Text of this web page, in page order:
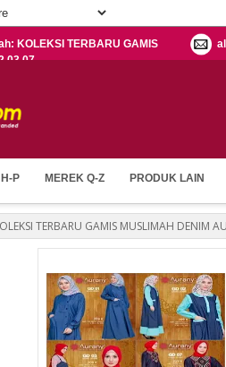
KOLEKSI TERBARU GAMIS
P MEREK Q-Z PRODUK LAIN
TERBARU GAMIS MUSLIMAH DENIM